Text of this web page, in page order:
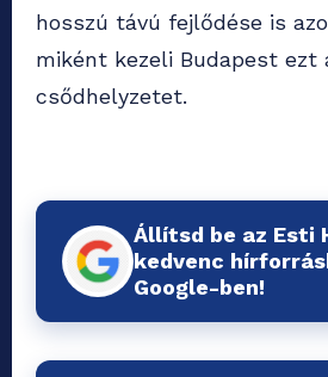
hosszú távú fejlődése is
miként kezeli Budapest ezt
csődhelyzetet.
Állítsd be az Esti
kedvenc
Google-ben!